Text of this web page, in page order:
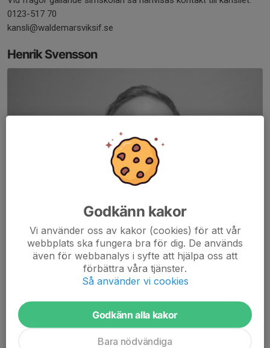
0123-517 70
kansli@waldemarsviksif.se
Henrik Svensson
Godkänn kakor
Vi använder oss av kakor (cookies) för att vår
webbplats ska fungera bra för dig. De används
även för webbanalys i syfte att hjälpa oss att
förbättra våra tjänster.
Så använder vi cookies
Godkänn alla kakor
Bara nödvändiga